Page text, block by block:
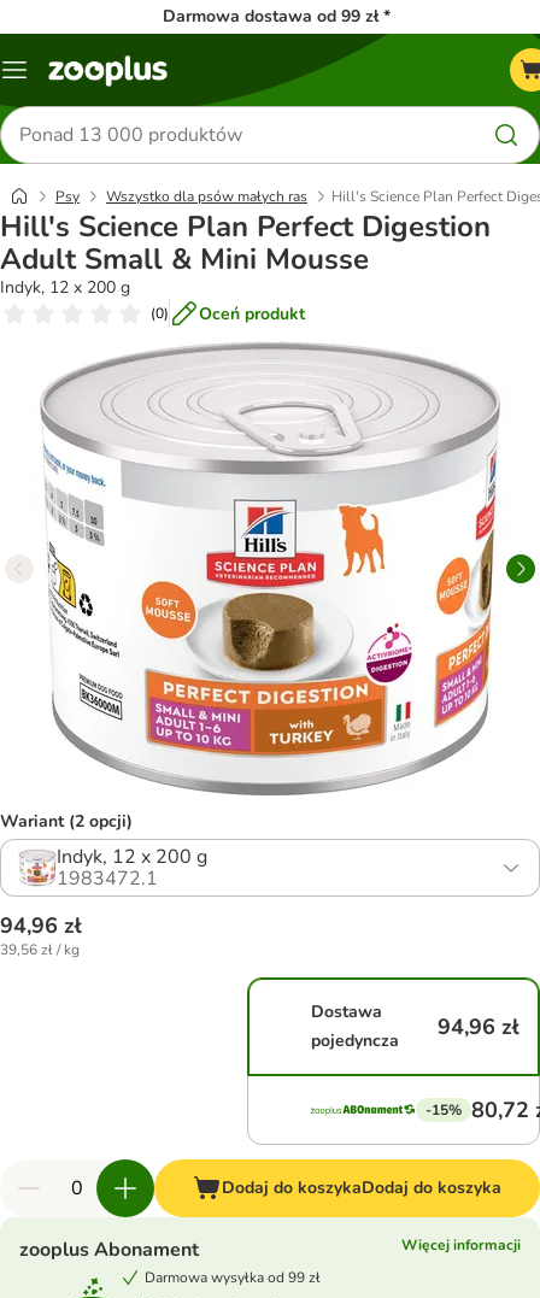
Darmowa dostawa od 99 zł *
Menu
Szukaj
produktów
Psy Wszystko dla psów małych ras Hill's Science Plan Perfect
Hill's Science Plan Perfect Digestion
Adult Small & Mini Mousse
Indyk, 12 x 200 g
(0) Oceń produkt
Wariant (2 opcji)
Indyk, 12 x 200 g
1983472.1
94,96 zł
39,56 zł / kg
Dostawa
pojedyncza
94,96 zł
-15% 80,72
Dodaj do koszykaDodaj do koszyka
zooplus Abonament
Więcej informacji
Darmowa wysyłka od 99 zł